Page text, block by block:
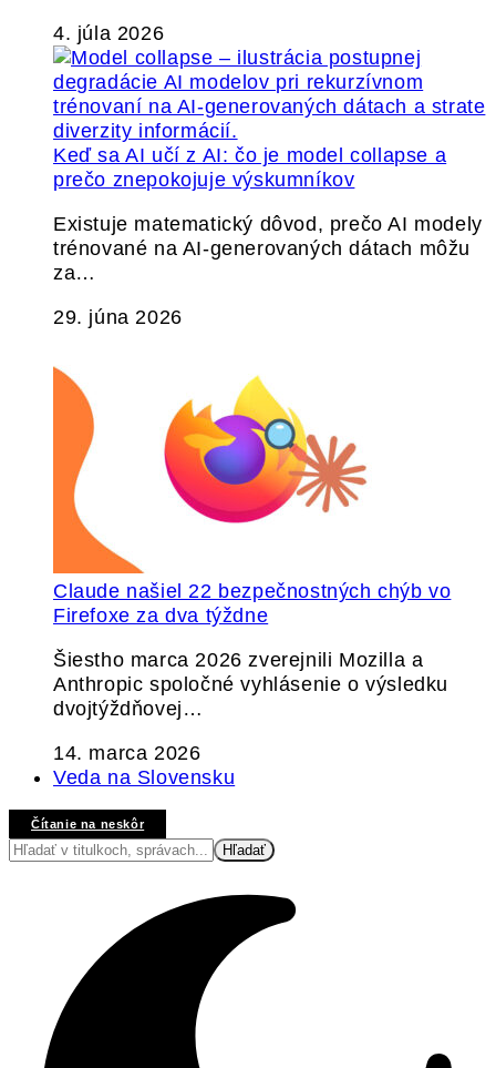
4. júla 2026
Keď sa AI učí z AI: čo je model collapse a
prečo znepokojuje výskumníkov
Existuje matematický dôvod, prečo AI modely
trénované na AI-generovaných dátach môžu
za…
29. júna 2026
Claude našiel 22 bezpečnostných chýb vo
Firefoxe za dva týždne
Šiestho marca 2026 zverejnili Mozilla a
Anthropic spoločné vyhlásenie o výsledku
dvojtýždňovej…
14. marca 2026
Veda na Slovensku
Čítanie na neskôr